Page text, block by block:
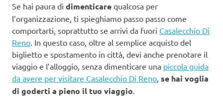
Se hai paura di dimenticare qualcosa per
l’organizzazione, ti spieghiamo passo passo come
comportarti, soprattutto se arrivi da fuori Casalecchio Di
Reno . In questo caso, oltre al semplice acquisto del
biglietto e spostamento in città, devi anche prenotare il
viaggio e l’alloggio, senza dimenticare una piccola guida
da avere per visitare Casalecchio Di Reno se hai voglia
di goderti a pieno il tuo viaggio